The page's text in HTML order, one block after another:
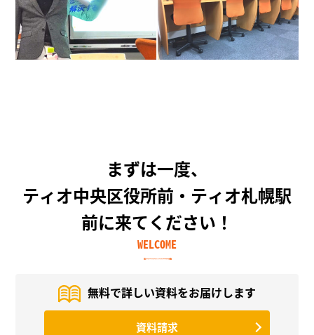
まずは一度、
ティオ中央区役所前・ティオ札幌駅
前に来てください！
WELCOME
無料で詳しい資料をお届けします
資料請求